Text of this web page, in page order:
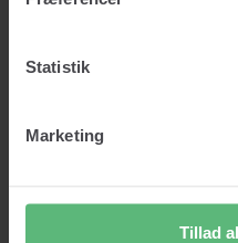
Statistik
Marketing
Tillad
Data Cleansing
Prices
Contact
Get started